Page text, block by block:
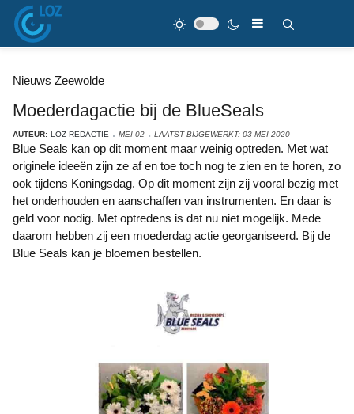
Nieuws Zeewolde
Moederdagactie bij de BlueSeals
AUTEUR: LOZ REDACTIE MEI 02 LAATST BIJGEWERKT: 03 MEI 2020
Blue Seals kan op dit moment maar weinig optreden. Met wat
originele ideeën zijn ze af en toe toch nog te zien en te horen, zo
ook tijdens Koningsdag. Op dit moment zijn zij vooral bezig met
het onderhouden en aanschaffen van instrumenten. En daar is
geld voor nodig. Met optredens is dat nu niet mogelijk. Mede
daarom hebben zij een moederdag actie georganiseerd. Bij de
Blue Seals kan je bloemen bestellen.